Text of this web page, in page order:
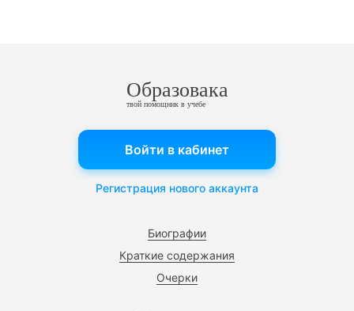
Образовака
твой помощник в учебе
Биографии
Краткие содержания
Очерки
Войти в кабинет
Регистрация нового аккаунта